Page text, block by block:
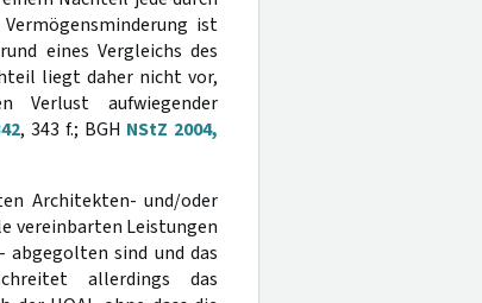
ist
eines Vergleichs des
liegt daher nicht vor,
aufwiegender
, 343 f.; BGH NStZ 2004,
Architekten- und/oder
vereinbarten Leistungen
abgegolten sind und das
allerdings das